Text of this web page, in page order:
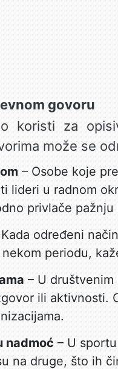
govoru
koristi za
može se
– Osobe koje
lideri u radnom
privlače pažnju
određeni
periodu,
– U
ili aktivnosti.
nadmoć – U
na druge, što ih